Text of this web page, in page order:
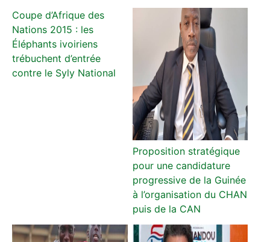
Coupe d’Afrique des
Nations 2015 : les
Éléphants ivoiriens
trébuchent d’entrée
contre le Syly National
Proposition stratégique
pour une candidature
progressive de la Guinée
à l’organisation du CHAN
puis de la CAN